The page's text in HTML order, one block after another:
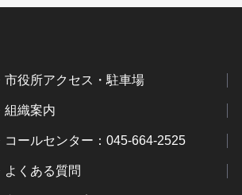
市役所アクセス・駐車場
組織案内
コールセンター：045-664-2525
よくある質問